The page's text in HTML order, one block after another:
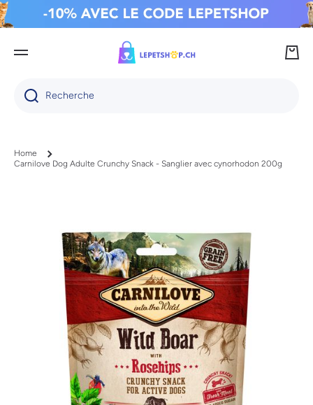
IGNORER ET PASSER AU CONTENU
Recherche
Home
Carnilove Dog Adulte Crunchy Snack - Sanglier avec cynorhodon 200g